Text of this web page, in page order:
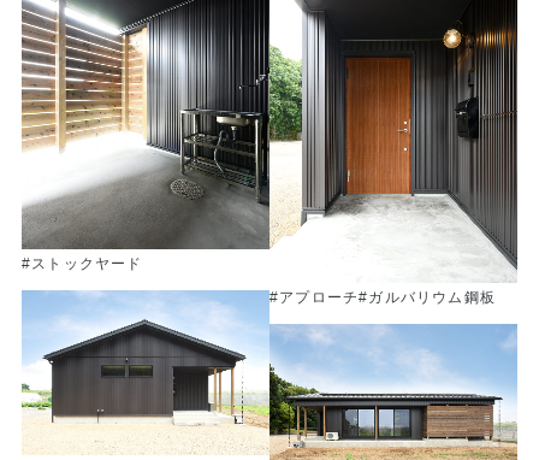
#ストックヤード
#アプローチ#ガルバリウム鋼板